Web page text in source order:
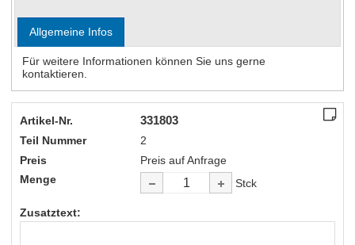
Allgemeine Infos
Für weitere Informationen können Sie uns gerne
kontaktieren.
Artikel-Nr. 331803
Teil Nummer
2
Preis
Preis auf Anfrage
Menge
Stck
Zusatztext: